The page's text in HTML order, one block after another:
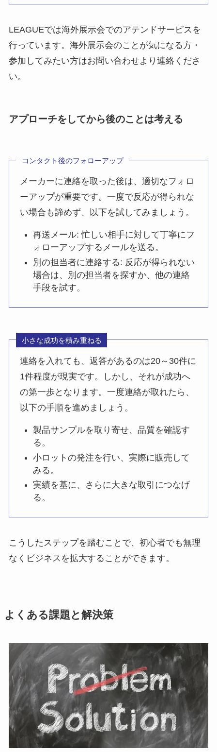
LEAGUEでは海外展示会でのアテンドサービスを
行っています。海外展示会のことが気になる方・
参加してみたい方はお問い合わせより連絡くださ
い。
アプローチをしてから後のことは考える
コンタクト後のフォローアップ
メーカーに連絡を取った後は、適切なフォロ
ーアップが重要です。一度で反応が得られな
い場合も諦めず、以下を試してみましょう。
再送メール: 忙しい相手に対して丁寧にフ
ォローアップするメールを送る。
別の担当者に連絡する: 反応が得られない
場合は、別の担当者を探すか、他の連絡
手段を試す。
小さな成功を積み重ねる
連絡を入れても、返答があるのは20～30件に
1件程度が現実です。しかし、それが成功へ
の第一歩となります。一度連絡が取れたら、
以下の手順を進めましょう。
製品サンプルを取り寄せ、品質を確認す
る。
小ロットの発注を行い、実際に販売して
みる。
実績を基に、さらに大きな取引につなげ
る。
こうしたステップを踏むことで、初心者でも無理
なくビジネスを拡大することができます。
よくある課題と解決策